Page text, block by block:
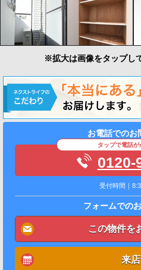
※拡大は画像をタップし
お電話でのお
タップで電話が
0120-
受付時間｜
フォームでの
この物件を
来